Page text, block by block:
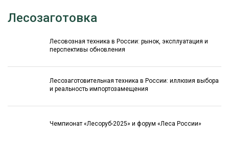
Лесозаготовка
Лесовозная техника в России: рынок, эксплуатация и
перспективы обновления
Лесозаготовительная техника в России: иллюзия выбора
и реальность импортозамещения
Чемпионат «Лесоруб-2025» и форум «Леса России»